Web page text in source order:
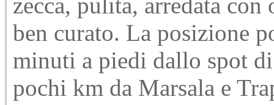
zecca, pulita, arredata
ben curato. La posizione
minuti a piedi dallo spot
pochi km da Marsala e